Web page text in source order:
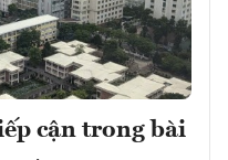
cận trong bài